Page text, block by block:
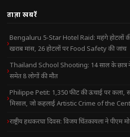
ताज़ा खबरें
Bengaluru 5-Star Hotel Raid: महंगे होटलों
खराब मांस, 26 होटलों पर Food Safety की जांच
Thailand School Shooting: 14 साल के छात्र
समेत 8 लोगों की मौत
Philippe Petit: 1,350 फीट की ऊंचाई पर कला,
मिसाल, जो कहलाई Artistic Crime of the
राष्ट्रीय हथकरघा दिवस: विजय चिंतकायला ने पीएम